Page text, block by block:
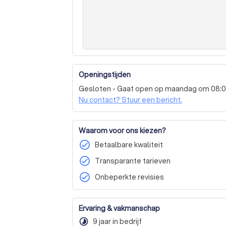
Openingstijden
Gesloten - Gaat open op maandag om
Nu contact? Stuur een bericht.
Waarom voor ons kiezen?
check_circle Betaalbare kwaliteit
check_circle Transparante tarieven
check_circle Onbeperkte revisies
Ervaring & vakmanschap
timelapse 9 jaar in bedrijf